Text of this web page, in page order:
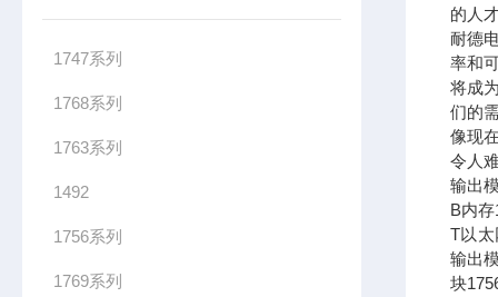
1747系列
1768系列
1763系列
1492
1756系列
1769系列
的人
耐德
率和
将成
们的
像现
令人
输出
B内
T以太
输出
块